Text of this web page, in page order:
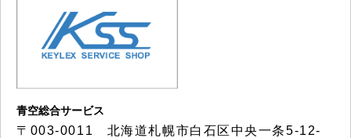
青空総合サービス
〒003-0011 北海道札幌市白石区中央一条5-12-